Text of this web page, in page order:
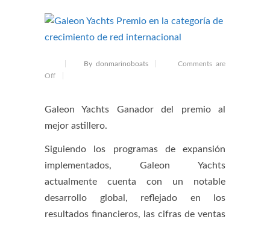
By donmarinoboats
Comments are
Off
Galeon Yachts Ganador del premio al
mejor astillero.
Siguiendo los programas de expansión
implementados, Galeon Yachts
actualmente cuenta con un notable
desarrollo global, reflejado en los
resultados financieros, las cifras de ventas